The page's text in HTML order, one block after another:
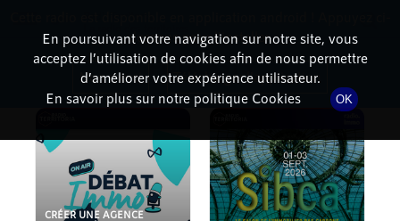
PODCASTS
CRÉER UNE AGENCE
En poursuivant votre navigation sur notre site, vous
acceptez l’utilisation de cookies afin de nous permettre
d’améliorer votre expérience utilisateur.
En savoir plus sur notre politique Cookies
OK
dessous pour l'installer.
Non merci Télécharger l'application